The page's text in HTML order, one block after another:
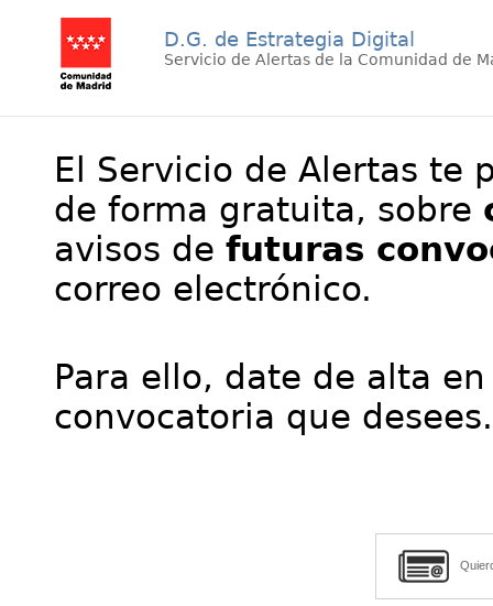
D.G. de Estrategia Digital
Servicio de Alertas de la Comunidad de
El Servicio de Alertas te
de forma gratuita, sobre
avisos de futuras
correo electrónico.
Para ello, date de alta
convocatoria que desees.